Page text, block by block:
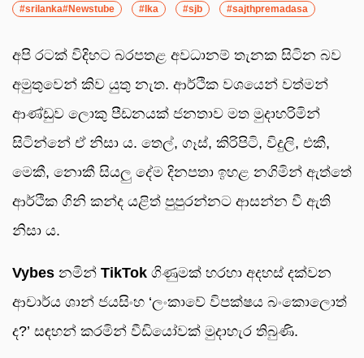
#srilanka#Newstube #lka #sjb #sajthpremadasa
අපි රටක් විදිහට බරපතළ අවධානම් තැනක සිටින බව
අමුතුවෙන් කිව යුතු නැත. ආර්ථික වශයෙන් වත්මන්
ආණ්ඩුව ලොකු පීඩනයක් ජනතාව මත මුදාහරිමින්
සිටින්නේ ඒ නිසා ය. තෙල්, ගෑස්, කිරිපිටි, විදුලි, එකී,
මෙකී, නොකී සියලු දේම දිනපතා ඉහළ නගිමින් ඇත්තේ
ආර්ථික ගිනි කන්ද යළිත් පුපුරන්නට ආසන්න වී ඇති
නිසා ය.
Vybes නමින් TikTok ගිණුමක් හරහා අදහස් දක්වන
ආචාර්ය ශාන් ජයසිංහ ‘ලංකාවේ විපක්ෂය බංකොලොත්
ද?’ සඳහන් කරමින් වීඩියෝවක් මුදාහැර තිබුණි.